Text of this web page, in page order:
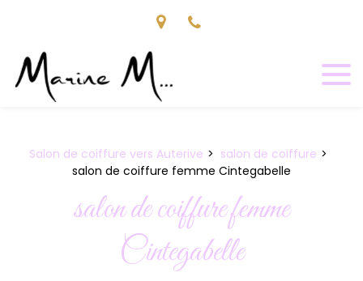
Salon de coiffure vers Auterive
salon de coiffure
salon de coiffure femme Cintegabelle
salon de coiffure femme
Cintegabelle